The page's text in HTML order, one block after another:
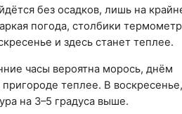
без осадков, лишь на
погода, столбики
и здесь станет теплее.
часы вероятна морось, днём
теплее. В
на 3–5 градуса выше.